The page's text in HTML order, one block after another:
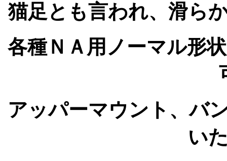
猫足とも言われ、滑ら
各種ＮＡ用ノーマル形
アッパーマウント、バ
い